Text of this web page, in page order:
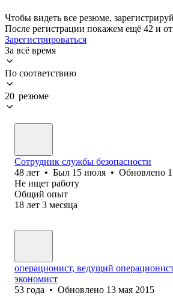
Чтобы видеть все резюме,
После регистрации покажем ещё 42 и
Зарегистрироваться
За всё время
По соответствию
20 резюме
Сотрудник службы безопасности
48 лет • Был 15 июля • Обновлено
Не ищет работу
Общий опыт
18 лет 3 месяца
операционист, ведущий
экономист
53 года • Обновлено 13 мая 2015